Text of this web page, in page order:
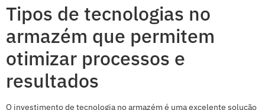
Tipos de tecnologias no
armazém que permitem
otimizar processos e
resultados
O investimento de tecnologia no armazém é uma excelente solução